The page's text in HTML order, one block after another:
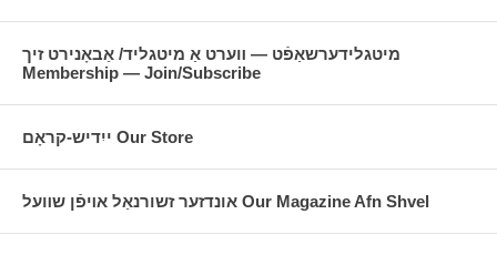
מיטגלידערשאַפֿט — װערט אַ מיטגליד/ אַבאָנירט זיך
Membership — Join/Subscribe
ייִדיש-קראָם Our Store
אונדזער זשורנאַל אױפֿן שװעל Our Magazine Afn Shvel